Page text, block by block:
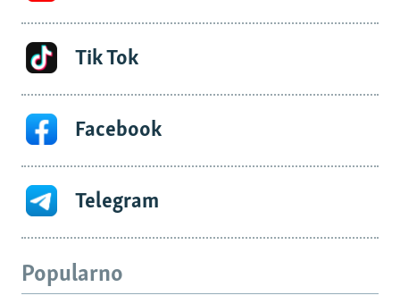
Tik Tok
Facebook
Telegram
Popularno